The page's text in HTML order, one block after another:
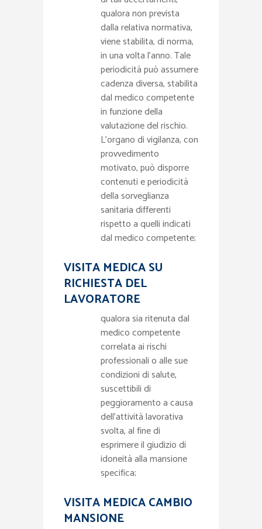
qualora non prevista
dalla relativa normativa,
viene stabilita, di norma,
in una volta l'anno. Tale
periodicità può assumere
cadenza diversa, stabilita
dal medico competente
in funzione della
valutazione del rischio.
L'organo di vigilanza, con
provvedimento
motivato, può disporre
contenuti e periodicità
della sorveglianza
sanitaria differenti
rispetto a quelli indicati
dal medico competente;
VISITA MEDICA SU
RICHIESTA DEL
LAVORATORE
qualora sia ritenuta dal
medico competente
correlata ai rischi
professionali o alle sue
condizioni di salute,
suscettibili di
peggioramento a causa
dell’attività lavorativa
svolta, al fine di
esprimere il giudizio di
idoneità alla mansione
specifica;
VISITA MEDICA CAMBIO
MANSIONE